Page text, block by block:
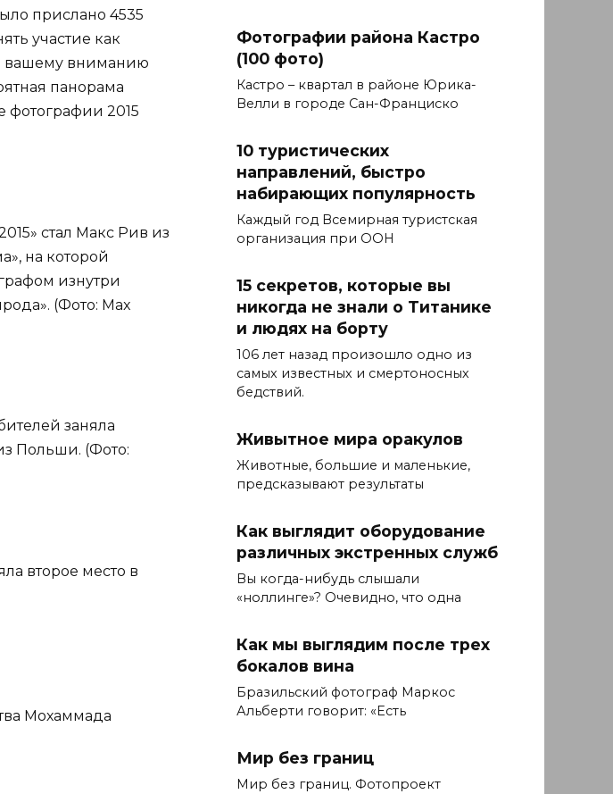
прислано 4535
участие как
вашему вниманию
панорама
2015
стал Макс Рив из
на которой
изнутри
(Фото: Max
заняла
Польши. (Фото:
второе место в
Мохаммада
Фотографии района Кастро
(100 фото)
Кастро – квартал в районе Юрика-
Велли в городе Сан-Франциско
10 туристических
направлений, быстро
набирающих популярность
Каждый год Всемирная туристская
организация при ООН
15 секретов, которые вы
никогда не знали о Титанике
и людях на борту
106 лет назад произошло одно из
самых известных и смертоносных
бедствий.
Живытное мира оракулов
Животные, большие и маленькие,
предсказывают результаты
Как выглядит оборудование
различных экстренных служб
Вы когда-нибудь слышали
«ноллинге»? Очевидно, что одна
Как мы выглядим после трех
бокалов вина
Бразильский фотограф Маркос
Альберти говорит: «Есть
Мир без границ
Мир без границ. Фотопроект